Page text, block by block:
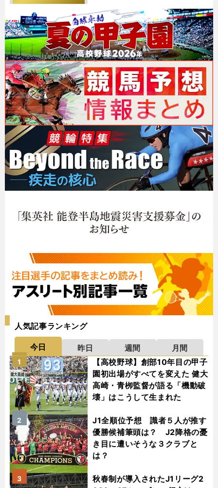
人気記事ランキング
今日 昨日 週間
月間
【高校野球】創部10年目の甲子
園初出場がすべてを変えた 健大
高崎・青栁監督が語る「機動破
壊」はこうして生まれた
1
J1全順位予想 識者５人が推す
優勝候補筆頭は？ J2降格の憂
き目に遭いそうな３クラブと
は？
2
秋春制が導入されたJ1リーグ2
3